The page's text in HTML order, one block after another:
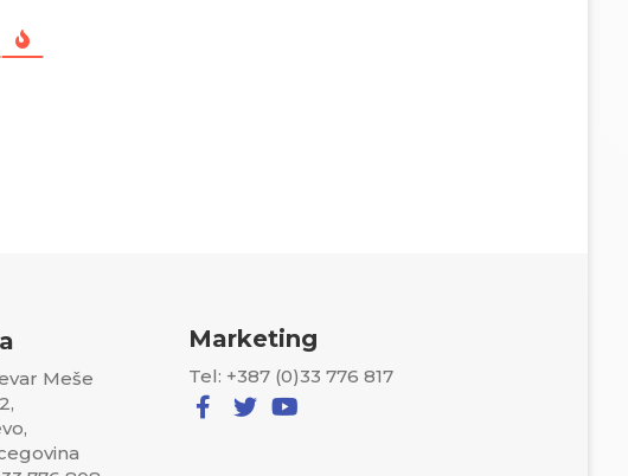
Meše
Marketing
Tel: +387 (0)33 776 817